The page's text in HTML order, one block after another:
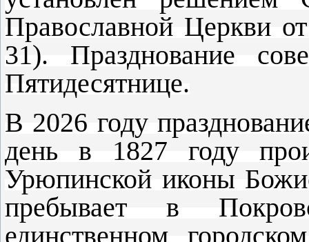
Православной Церкви
31). Празднование
Пятидесятнице.
В 2026 году
день в 1827 году
Урюпинской иконы
пребывает в
единственном